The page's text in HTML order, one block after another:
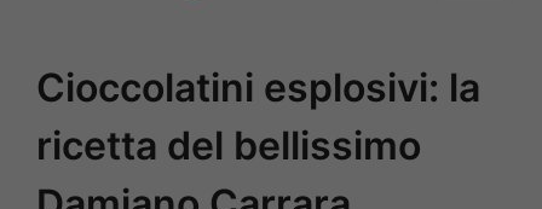
Cioccolatini esplosivi: la
ricetta del bellissimo